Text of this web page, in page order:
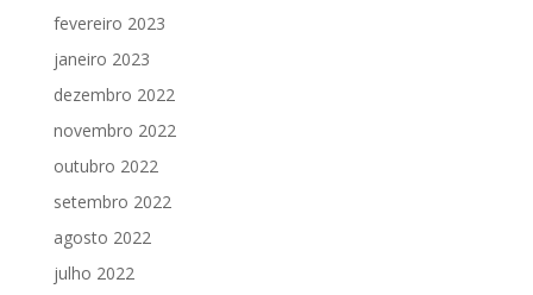
fevereiro 2023
janeiro 2023
dezembro 2022
novembro 2022
outubro 2022
setembro 2022
agosto 2022
julho 2022